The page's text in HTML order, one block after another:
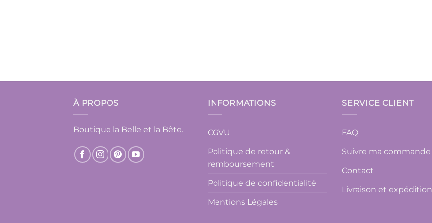
À PROPOS
Boutique la Belle et la Bête.
INFORMATIONS
CGVU
Politique de retour &
remboursement
Politique de confidentialité
Mentions Légales
SERVICE CLIENT
FAQ
Suivre ma commande
Contact
Livraison et expédition